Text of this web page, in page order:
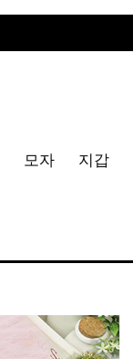
모자 지갑